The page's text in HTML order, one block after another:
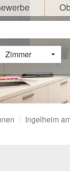
Zimmer
Ingelheim